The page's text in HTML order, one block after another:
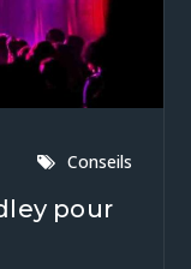
Conseils
pour